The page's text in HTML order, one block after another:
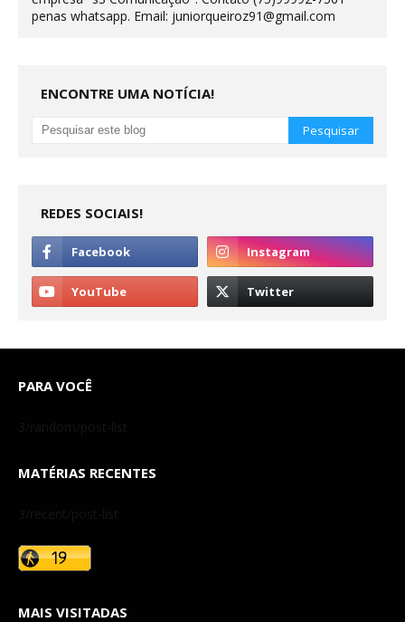
penas whatsapp. Email: juniorqueiroz91@gmail.com
ENCONTRE UMA NOTÍCIA!
REDES SOCIAIS!
PARA VOCÊ
3/random/post-list
MATÉRIAS RECENTES
3/recent/post-list
MAIS VISITADAS